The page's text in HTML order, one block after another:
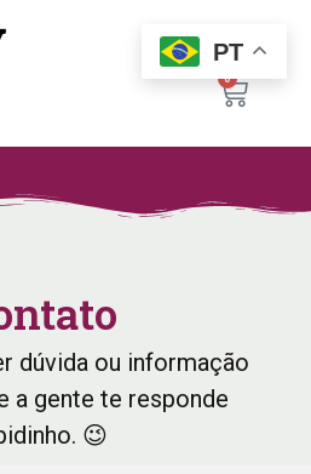
0
dúvida ou informação
a gente te responde
😉
PT